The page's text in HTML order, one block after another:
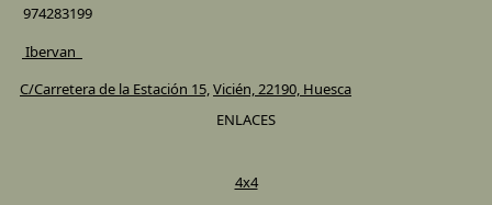
974283199
Ibervan_
C/Carretera de la Estación 15,Vicién, 22190, Huesca
ENLACES
4x4